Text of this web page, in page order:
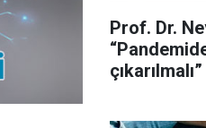
Prof. Dr.
çıkarılmalı”